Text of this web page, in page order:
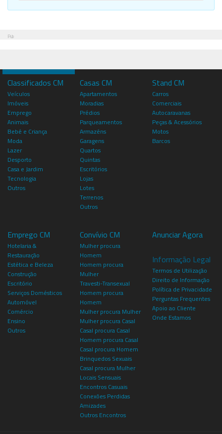
Pub
Classificados CM
Veículos
Imóveis
Emprego
Animais
Bebé e Criança
Moda
Lazer
Desporto
Casa e Jardim
Tecnologia
Outros
Casas CM
Apartamentos
Moradias
Prédios
Parqueamentos
Armazéns
Garagens
Quartos
Quintas
Escritórios
Lojas
Lotes
Terrenos
Outros
Stand CM
Carros
Comerciais
Autocaravanas
Peças & Acessórios
Motos
Barcos
Emprego CM
Hotelaria &
Restauração
Estética e Beleza
Construção
Escritório
Serviços Domésticos
Automóvel
Comércio
Ensino
Outros
Convívio CM
Mulher procura
Homem
Homem procura
Mulher
Travesti-Transexual
Homem procura
Homem
Mulher procura Mulher
Mulher procura Casal
Casal procura Casal
Homem procura Casal
Casal procura Homem
Brinquedos Sexuais
Casal procura Mulher
Locais Sensuais
Encontros Casuais
Conexões Perdidas
Amizades
Outros Encontros
Anunciar Agora
Informação Legal
Termos de Utilização
Direito de Informação
Política de Privacidade
Perguntas Frequentes
Apoio ao Cliente
Onde Estamos